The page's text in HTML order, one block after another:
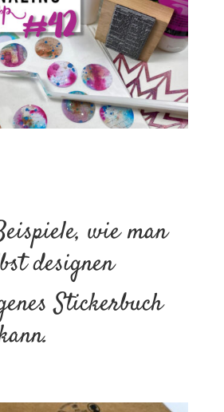
wie man
designen
Stickerbuch